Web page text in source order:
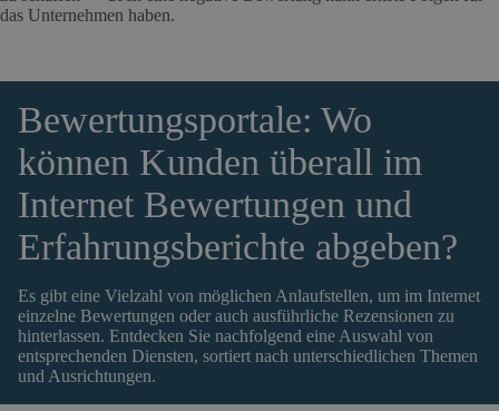
das Unternehmen haben.
Bewertungsportale: Wo
können Kunden überall im
Internet Bewertungen und
Erfahrungsberichte abgeben?
Es gibt eine Vielzahl von möglichen Anlaufstellen, um im Internet
einzelne Bewertungen oder auch ausführliche Rezensionen zu
hinterlassen. Entdecken Sie nachfolgend eine Auswahl von
entsprechenden Diensten, sortiert nach unterschiedlichen Themen
und Ausrichtungen.